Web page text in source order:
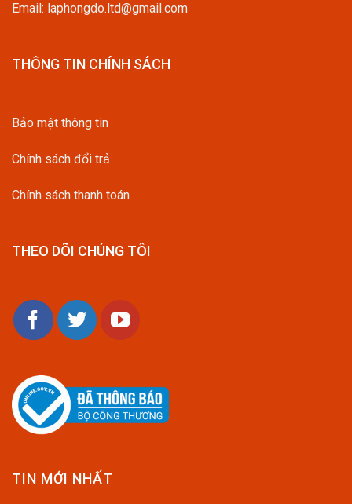
Email: laphongdo.ltd@gmail.com
THÔNG TIN CHÍNH SÁCH
Bảo mật thông tin
Chính sách đổi trả
Chính sách thanh toán
THEO DÕI CHÚNG TÔI
TIN MỚI NHẤT